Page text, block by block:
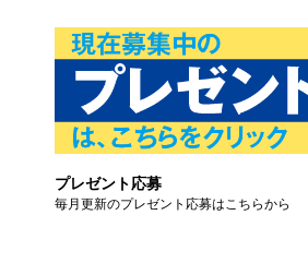
プレゼント応募
毎月更新のプレゼント応募はこちらから